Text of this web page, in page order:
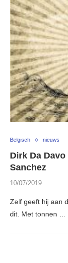
Belgisch nieuws
Dirk Da
Sanchez
10/07/2019
Zelf geeft hij aan
dit. Met tonnen …